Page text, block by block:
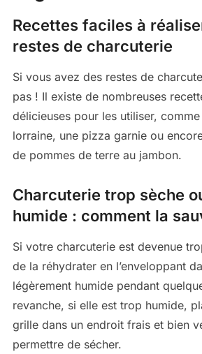
Recettes faciles à
restes de charcuterie
Si vous avez des restes de
pas ! Il existe de nombreuses
délicieuses pour les utiliser,
lorraine, une pizza garnie ou
de pommes de terre au jambon.
Charcuterie trop sèche
humide : comment la
Si votre charcuterie est devenue
de la réhydrater en l’enveloppant
légèrement humide pendant
revanche, si elle est trop humide,
grille dans un endroit frais et bien
permettre de sécher.